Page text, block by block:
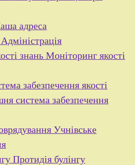
адреса
Адміністрація
знань Моніторинг якості
забезпечення якості
система забезпечення
Учнівське
Протидія булінгу